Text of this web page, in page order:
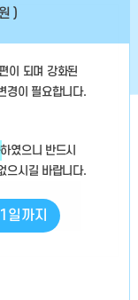
)
이 되며 강화된
경이 필요합니다.
하였으니 반드시
으시길 바랍니다.
까지